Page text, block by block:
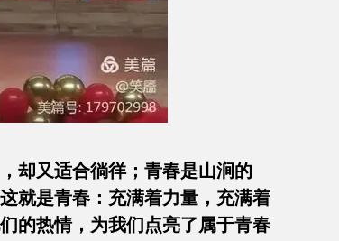
却又适合徜徉；青春是山涧的
就是青春：充满着力量，充满着
的热情，为我们点亮了属于青春